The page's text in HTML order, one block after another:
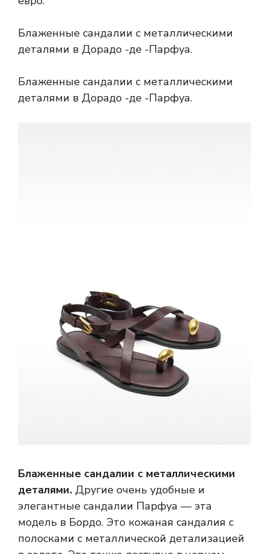
Блаженные сандалии с металлическими
деталями в Дорадо -де -Парфуа.
Блаженные сандалии с металлическими
деталями в Дорадо -де -Парфуа.
Блаженные сандалии с металлическими
деталями. Другие очень удобные и
элегантные сандалии Парфуа — эта
модель в Бордо. Это кожаная сандалия с
полосками с металлической детализацией